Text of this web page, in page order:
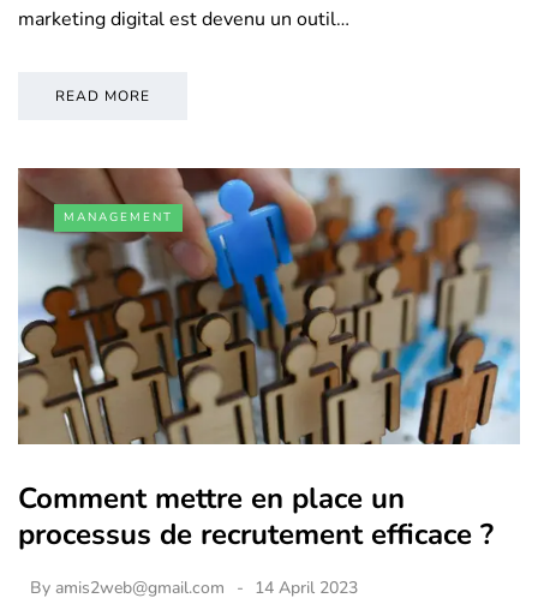
marketing digital est devenu un outil…
READ MORE
MANAGEMENT
Comment mettre en place un
processus de recrutement efficace ?
By amis2web@gmail.com 14 April 2023